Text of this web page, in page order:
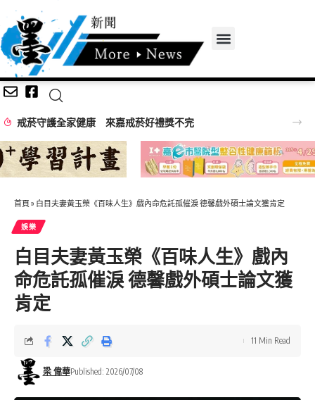
首頁 » 白目夫妻黃玉榮《百味人生》戲內命危託孤催淚 德馨戲外碩士論文獲肯定
娛樂
白目夫妻黃玉榮《百味人生》戲內
命危託孤催淚 德馨戲外碩士論文獲
肯定
梁 偉華Published: 2026/07/08
11 Min Read